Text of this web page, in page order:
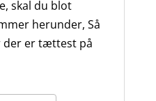
skal du blot
herunder, Så
der er tættest på